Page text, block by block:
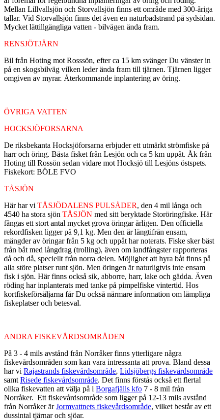
Mellan Lillvallsjön och Storvallsjön finns ett område med 300-åriga
tallar. Vid Storvallsjön finns det även en naturbadstrand på sydsidan.
Mycket lättillgängliga vatten - bilvägen ända fram.
RENSJÖTJÄRN
Bil från Hoting mot Rosssön, efter ca 15 km svänger Du vänster in
på en skogsbilväg vilken leder ända fram till tjärnen. Tjärnen ligger
omgiven av myrar. Återkommande inplantering av öring.
ÖVRIGA VATTEN
HOCKSJÖFORSARNA
De riksbekanta Hocksjöforsarna erbjuder ett utmärkt strömfiske på
harr och öring. Bästa fisket från Lesjön och ca 5 km uppåt. Åk från
Hoting till Rossön sedan vidare mot Hocksjö till Lesjöns östspets.
Fiskekort: BÖLE FVO
TÅSJÖN
Här har vi TÅSJÖDALENS PULSÅDER, den 4 mil långa och
4540 ha stora sjön TÅSJÖN med sitt beryktade Storöringfiske. Här
fångas ett stort antal mycket grova öringar årligen. Den officiella
rekordfisken ligger på 9,1 kg. Men den är långtifrån ensam,
mängder av öringar från 5 kg och uppåt har noterats. Fiske sker bäst
från båt med långdrag (trolling), även om landfångster rapporteras
då och då, speciellt från norra delen. Möjlighet att hyra båt finns på
alla störe platser runt sjön. Men öringen är naturligtvis inte ensam
fisk i sjön. Här finns också sik, abborre, harr, lake och gädda. Även
röding har inplanterats med tanke på pimpelfiske vintertid. Hos
kortfiskeförsäljarna får Du också närmare information om lämpliga
fiskeplatser och betesval.
ANDRA FISKEVÅRDSOMRÅDEN
På 3 - 4 mils avstånd från Norråker finns ytterligare några
fiskevårdsområden som kan vara intressanta att prova. Bland dessa
har vi Rajastrands fiskevårdsområde, Lidsjöbergs fiskevårdsområde
samt Risede fiskevårdsområde. Det finns förstås också ett flertal
olika fiskevatten att välja på i Borgafjälls kfo 7 - 8 mil från
Norråker. Ett fiskevårdsområde som ligger på 12-13 mils avstånd
från Norråker ärJormvattnets fiskevårdsområde, vilket består av ett
dussintal tjärnar och sjöar.